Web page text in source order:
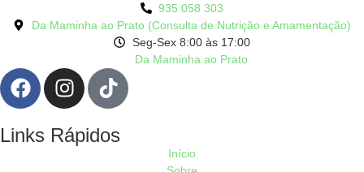
935 058 303
Da Maminha ao Prato (Consulta de Nutrição e Amamentação)
Seg-Sex 8:00 às 17:00
Da Maminha ao Prato
Links Rápidos
Início